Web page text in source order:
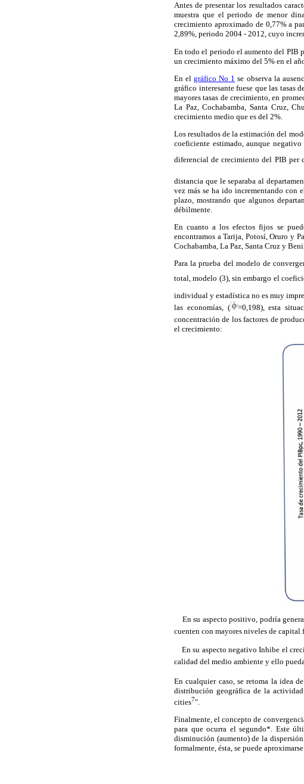
Antes de presentar los resultados
muestra que el periodo de menor
crecimiento aproximado de 0,77% a
2,89%, periodo 2004 - 2012, cuyo
En todo el periodo el aumento del PIB
un crecimiento máximo del 5% en el
En elgráfico No 1 se observa la
gráfico interesante fuese que las tasas
mayores tasas de crecimiento, en
La Paz, Cochabamba, Santa Cruz,
crecimiento medio que es del 2%.
Los resultados de la estimación del
coeficiente estimado, aunque
diferencial de crecimiento del PIB per
distancia que le separaba al
vez más se ha ido incrementando
plazo, mostrando que algunos
débilmente.
En cuanto a los efectos fijos se
encontramos a Tarija, Potosí, Oruro y
Cochabamba, La Paz, Santa Cruz y
Para la prueba del modelo de
total, modelo (3), sin embargo el
individual y estadística no es muy
las economías, (
=0,198), esta
concentración de los factores de
el crecimiento:
En su aspecto positivo, podría
cuenten con mayores niveles de
En su aspecto negativo Inhibe el
calidad del medio ambiente y ello
En cualquier caso, se retoma la idea
distribución geográfica de la
cities7".
Finalmente, el concepto de conver
para que ocurra el segundo*. Este
disminución (aumento) de la
formalmente, ésta, se puede